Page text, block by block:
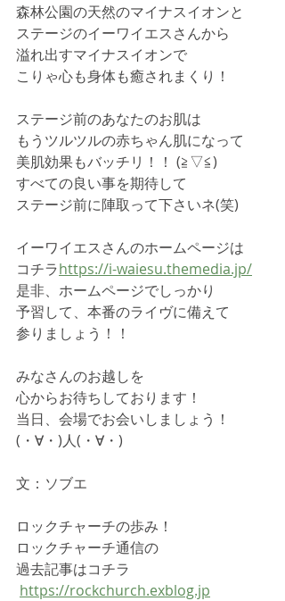
森林公園の天然のマイナスイオンと
ステージのイーワイエスさんから
溢れ出すマイナスイオンで
こりゃ心も身体も癒されまくり！
ステージ前のあなたのお肌は
もうツルツルの赤ちゃん肌になって
美肌効果もバッチリ！！ (≧▽≦)
すべての良い事を期待して
ステージ前に陣取って下さいネ(笑)
イーワイエスさんのホームページは
コチラhttps://i-waiesu.themedia.jp/
是非、ホームページでしっかり
予習して、本番のライヴに備えて
参りましょう！！
みなさんのお越しを
心からお待ちしております！
当日、会場でお会いしましょう！
(・∀・)人(・∀・)
文：ソブエ
ロックチャーチの歩み！
ロックチャーチ通信の
過去記事はコチラ
https://rockchurch.exblog.jp